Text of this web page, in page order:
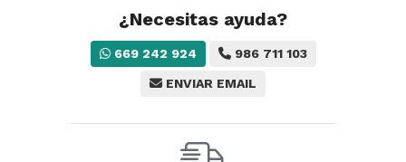
¿Necesitas ayuda?
669 242 924 986 711 103
ENVIAR EMAIL